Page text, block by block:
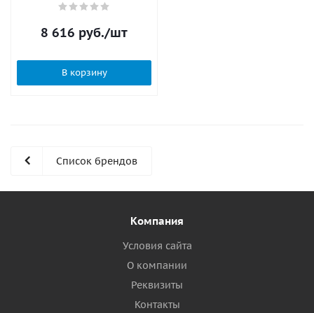
8 616 руб./шт
В корзину
Список брендов
Компания
Условия сайта
О компании
Реквизиты
Контакты